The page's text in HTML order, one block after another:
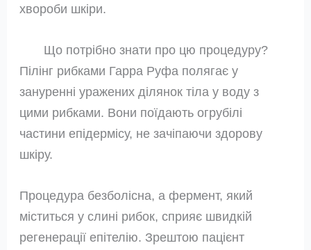
хвороби шкіри.
Що потрібно знати про цю процедуру?
Пілінг рибками Гарра Руфа полягає у
зануренні уражених ділянок тіла у воду з
цими рибками. Вони поїдають огрубілі
частини епідермісу, не зачіпаючи здорову
шкіру.
Процедура безболісна, а фермент, який
міститься у слині рибок, сприяє швидкій
регенерації епітелію. Зрештою пацієнт